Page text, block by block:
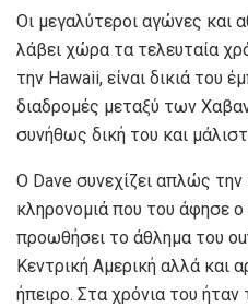
Οι μεγαλύτεροι αγώνες και
λάβει χώρα τα τελευταία
την Hawaii, είναι δικιά του
διαδρομές μεταξύ των
συνήθως δική του και
Ο Dave συνεχίζει απλώς την
κληρονομιά που του άφησε
προωθήσει το άθλημα του
Κεντρική Αμερική αλλά και
ήπειρο. Στα χρόνια του